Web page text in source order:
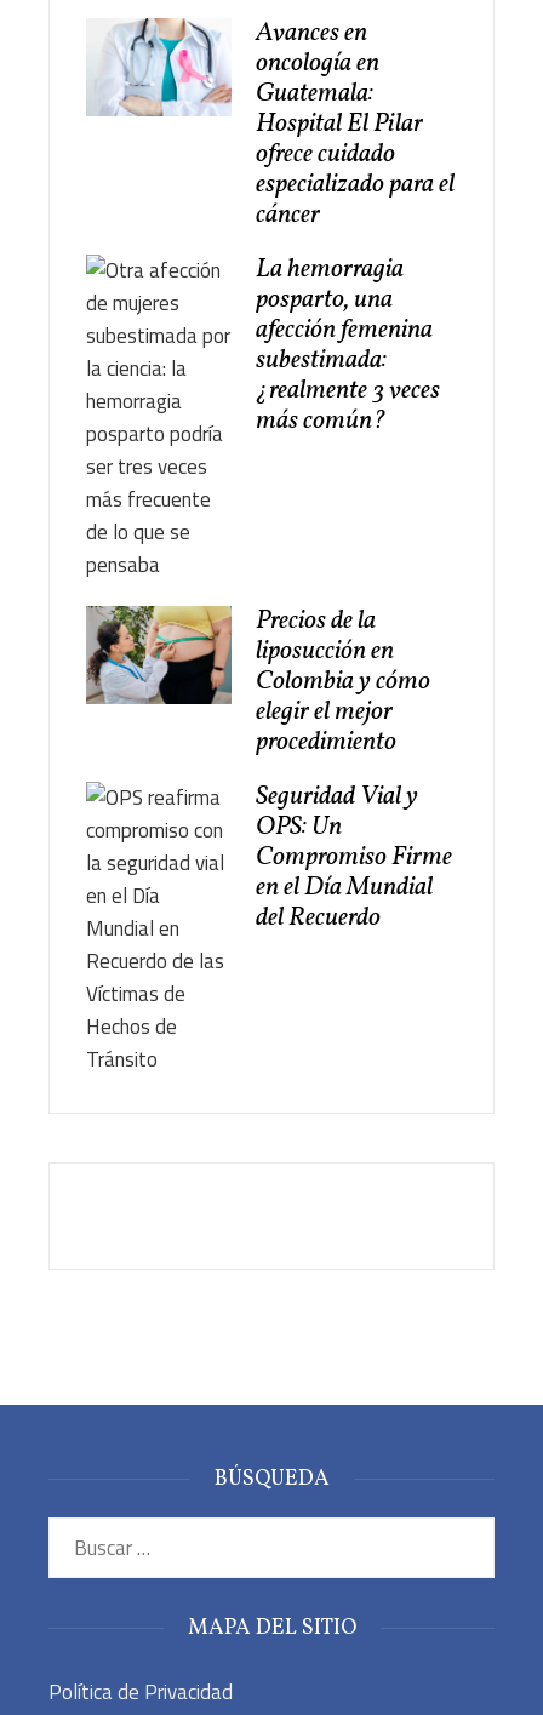
Avances en
oncología en
Guatemala:
Hospital El Pilar
ofrece cuidado
especializado para el
cáncer
La hemorragia
posparto, una
afección femenina
subestimada:
¿realmente 3 veces
más común?
Precios de la
liposucción en
Colombia y cómo
elegir el mejor
procedimiento
Seguridad Vial y
OPS: Un
Compromiso Firme
en el Día Mundial
del Recuerdo
BÚSQUEDA
Buscar:
MAPA DEL SITIO
Política de Privacidad